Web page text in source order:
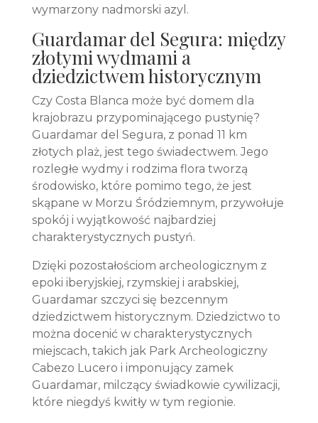
wymarzony nadmorski azyl.
Guardamar del Segura: między
złotymi wydmami a
dziedzictwem historycznym
Czy Costa Blanca może być domem dla
krajobrazu przypominającego pustynię?
Guardamar del Segura, z ponad 11 km
złotych plaż, jest tego świadectwem. Jego
rozległe wydmy i rodzima flora tworzą
środowisko, które pomimo tego, że jest
skąpane w Morzu Śródziemnym, przywołuje
spokój i wyjątkowość najbardziej
charakterystycznych pustyń.
Dzięki pozostałościom archeologicznym z
epoki iberyjskiej, rzymskiej i arabskiej,
Guardamar szczyci się bezcennym
dziedzictwem historycznym. Dziedzictwo to
można docenić w charakterystycznych
miejscach, takich jak Park Archeologiczny
Cabezo Lucero i imponujący zamek
Guardamar, milczący świadkowie cywilizacji,
które niegdyś kwitły w tym regionie.